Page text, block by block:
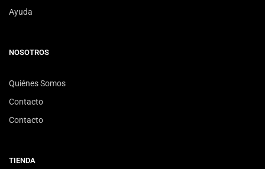
Ayuda
NOSOTROS
Quiénes Somos
Contacto
Contacto
TIENDA